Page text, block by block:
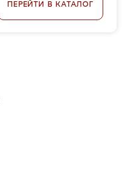
ПЕРЕЙТИ В КАТАЛОГ